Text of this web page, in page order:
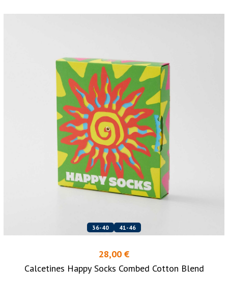
36-40 41-46
28,00 €
Calcetines Happy Socks Combed Cotton Blend